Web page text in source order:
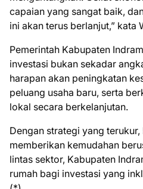
capaian yang sangat baik,
ini akan terus berlanjut,” kata
Pemerintah Kabupaten
investasi bukan sekadar
harapan akan peningkatan
peluang usaha baru, serta
lokal secara berkelanjutan.
Dengan strategi yang
memberikan kemudahan
lintas sektor, Kabupaten
rumah bagi investasi yang